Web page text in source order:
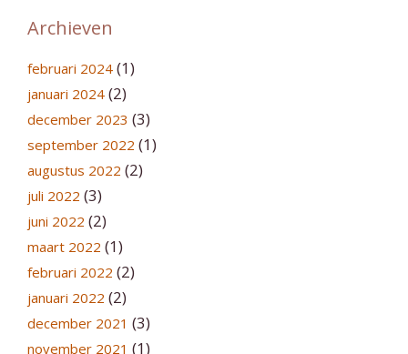
Archieven
februari 2024 (1)
januari 2024 (2)
december 2023 (3)
september 2022 (1)
augustus 2022 (2)
juli 2022 (3)
juni 2022 (2)
maart 2022 (1)
februari 2022 (2)
januari 2022 (2)
december 2021 (3)
november 2021 (1)